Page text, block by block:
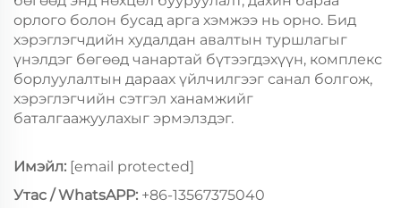
орлого болон бусад арга хэмжээ нь орно. Бид
хэрэглэгчдийн худалдан авалтын туршлагыг
үнэлдэг бөгөөд чанартай бүтээгдэхүүн, комплекс
борлуулалтын дараах үйлчилгээг санал болгож,
хэрэглэгчийн сэтгэл ханамжийг
баталгаажуулахыг эрмэлздэг.
Имэйл: [email protected]
Утас / WhatsAPP: +86-13567375040